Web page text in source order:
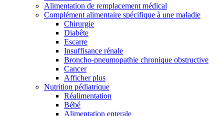
Alimentation de remplacement médical
Complément alimentaire spécifique à une maladie
Chirurgie
Diabête
Escarre
Insuffisance rénale
Broncho-pneumopathie chronique obstructive
Cancer
Afficher plus
Nutrition pédiatrique
Réalimentation
Bébé
Alimentation enterale